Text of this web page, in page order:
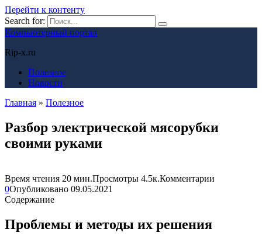
Перейти к контенту
Search for:
Компьютерный портал
Rip-x.ru
Полезное
Новости
Главная » Полезное
Разбор электрической мясорубки
своими руками
Время чтения 20 мин.Просмотры 4.5к.Комментарии
0Опубликовано 09.05.2021
Содержание
Проблемы и методы их решения